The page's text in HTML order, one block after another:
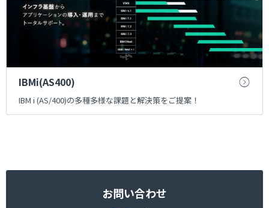
IBMi(AS400)
IBM i (AS/400)の多種多様な課題と解決策をご提案！
お問い合わせ